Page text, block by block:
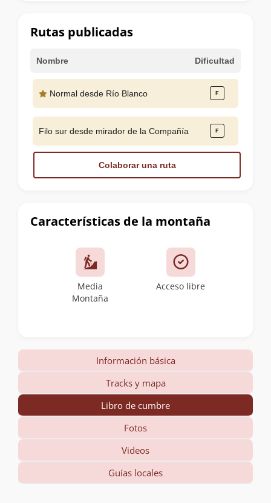
cumbre
Características de la montaña
Media
Montaña
Acceso libre
Rutas publicadas
Nombre Dificultad
Normal desde Río Blanco
Filo sur desde mirador de la Compañía
Colaborar una ruta
Información básica
Tracks y mapa
Libro de cumbre
Fotos
Videos
Guías locales